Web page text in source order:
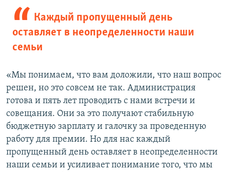
Каждый пропущенный день
оставляет в неопределенности наши
семьи
«Мы понимаем, что вам доложили, что наш вопрос
решен, но это совсем не так. Администрация
готова и пять лет проводить с нами встречи и
совещания. Они за это получают стабильную
бюджетную зарплату и галочку за проведенную
работу для премии. Но для нас каждый
пропущенный день оставляет в неопределенности
наши семьи и усиливает понимание того, что мы